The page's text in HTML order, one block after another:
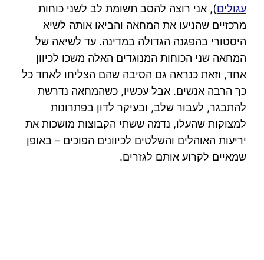
עגולים), אני רוצה להסב תשומת לב לשני כוחות
מרכזיים שהניעו את המחאה והביאו אותה לשיא
היסטורי בהפגנה הגדולה במדינה. עד לשיאה של
המחאה שני הכוחות המנוגדים האלה משכו לכיוון
אחד, וזאת כנראה גם הסיבה שהם הצליחו לאחד כל
כך הרבה אנשים. אבל עכשיו, כשהמחאה נדרשת
להתבגר, לעבור שלב, ובעיקר לדון בפתרונות
למצוקות שהעלו, נדמה ששתי הקבוצות מושכות את
יריעות האוהלים והשלטים לכיוונים הפוכים – באופן
שמאיים לקרוע אותם לגזרים.